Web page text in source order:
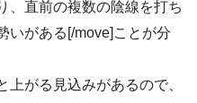
、直前の複数の陰線を打ち
いがある[/move]ことが分
上がる見込みがあるので、